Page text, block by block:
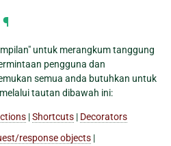
¶
untuk merangkum tanggung
pengguna dan
semua anda butuhkan untuk
tautan dibawah ini:
|Shortcuts | Decorators
response objects |